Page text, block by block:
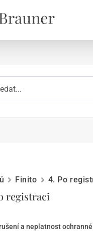
Finito 4. Po
registraci
a neplatnost